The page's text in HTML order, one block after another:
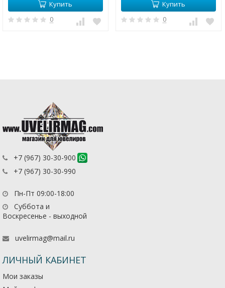
Купить
0
Купить
0
+7 (967) 30-30-900
+7 (967) 30-30-990
Пн-Пт 09:00-18:00
Суббота и
Воскресенье - выходной
uvelirmag@mail.ru
ЛИЧНЫЙ КАБИНЕТ
Мои заказы